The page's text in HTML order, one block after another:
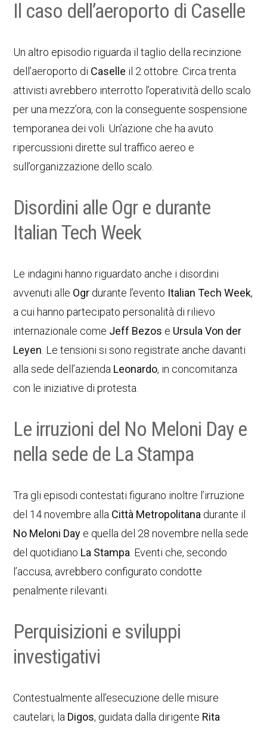
Il caso dell’aeroporto di Caselle
Un altro episodio riguarda il taglio della recinzione
dell’aeroporto di Caselle il 2 ottobre. Circa trenta
attivisti avrebbero interrotto l’operatività dello scalo
per una mezz’ora, con la conseguente sospensione
temporanea dei voli. Un’azione che ha avuto
ripercussioni dirette sul traffico aereo e
sull’organizzazione dello scalo.
Disordini alle Ogr e durante
Italian Tech Week
Le indagini hanno riguardato anche i disordini
avvenuti alle Ogr durante l’evento Italian Tech Week,
a cui hanno partecipato personalità di rilievo
internazionale come Jeff Bezos e Ursula Von der
Leyen . Le tensioni si sono registrate anche davanti
alla sede dell’azienda Leonardo, in concomitanza
con le iniziative di protesta.
Le irruzioni del No Meloni Day e
nella sede de La Stampa
Tra gli episodi contestati figurano inoltre l’irruzione
del 14 novembre alla Città Metropolitana durante il
No Meloni Day e quella del 28 novembre nella sede
del quotidiano La Stampa . Eventi che, secondo
l’accusa, avrebbero configurato condotte
penalmente rilevanti.
Perquisizioni e sviluppi
investigativi
Contestualmente all’esecuzione delle misure
cautelari, la Digos, guidata dalla dirigente Rita